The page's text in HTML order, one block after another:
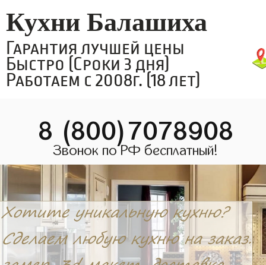
Кухни Балашиха
Гарантия лучшей цены
Быстро (Сроки 3 дня)
Работаем с 2008г. (18 лет)
8 (800)7078908
Звонок по РФ бесплатный!